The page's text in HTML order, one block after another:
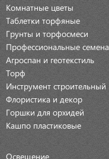
Комнатные цветы
Таблетки торфяные
Грунты и торфосмеси
Профессиональные семена
Агроспан и геотекстиль
Торф
Инструмент строительный
Флористика и декор
Горшки для орхидей
Кашпо пластиковые
Освещение